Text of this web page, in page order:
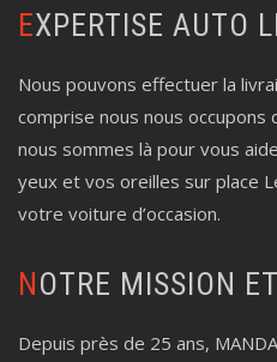
EXPERTISE AUTO
Nous pouvons effectuer la
comprise nous nous occupons
nous sommes là pour vous
yeux et vos oreilles sur place
votre voiture d’occasion.
NOTRE MISSION
Depuis près de 25 ans,